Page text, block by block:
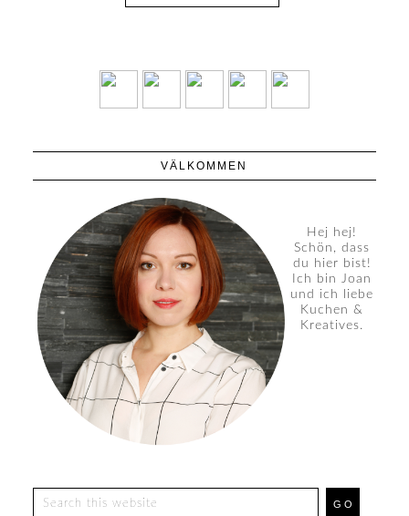
VÄLKOMMEN
Hej hej!
Schön, dass
du hier bist!
Ich bin Joan
und ich liebe
Kuchen &
Kreatives.